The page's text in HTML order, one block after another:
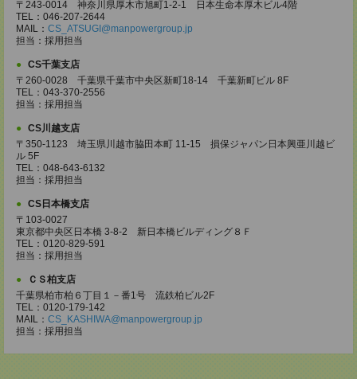
〒243-0014 神奈川県厚木市旭町1-2-1 日本生命本厚木ビル4階
TEL：046-207-2644
MAIL： CS_ATSUGI@manpowergroup.jp
担当：採用担当
CS千葉支店
〒260-0028 千葉県千葉市中央区新町18-14 千葉新町ビル 8F
TEL：043-370-2556
担当：採用担当
CS川越支店
〒350-1123 埼玉県川越市脇田本町 11-15 損保ジャパン日本興亜川越ビ
ル 5F
TEL：048-643-6132
担当：採用担当
CS日本橋支店
〒103-0027
東京都中央区日本橋 3-8-2 新日本橋ビルディング８Ｆ
TEL：0120-829-591
担当：採用担当
ＣＳ柏支店
千葉県柏市柏６丁目１－番1号 流鉄柏ビル2F
TEL：0120-179-142
MAIL： CS_KASHIWA@manpowergroup.jp
担当：採用担当